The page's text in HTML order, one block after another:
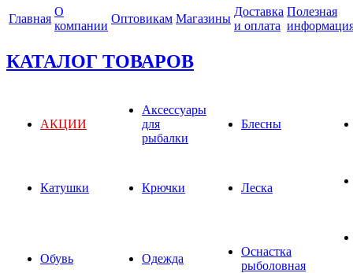
Главная
О
компании
Оптовикам Магазины
Доставка
и оплата
Полезная
КАТАЛОГ ТОВАРОВ
АКЦИИ
Аксессуары
для
рыбалки
Блесны
Катушки Крючки Леска
Обувь Одежда
Оснастка
рыболовная